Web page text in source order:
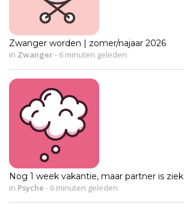
Zwanger worden | zomer/najaar 2026
in Zwanger- 6 minuten geleden
Nog 1 week vakantie, maar partner is ziek
in Psyche - 6 minuten geleden